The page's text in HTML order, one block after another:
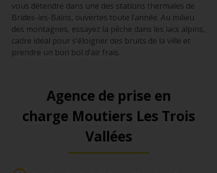
vous détendre dans une des stations thermales de
Brides-les-Bains, ouvertes toute l’année. Au milieu
des montagnes, essayez la pêche dans les lacs alpins,
cadre idéal pour s’éloigner des bruits de la ville et
prendre un bon bol d’air frais.
Agence de prise en
charge Moutiers Les Trois
Vallées